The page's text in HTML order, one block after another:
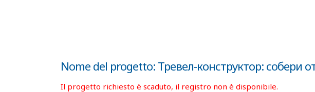
Nome del progetto: Тревел-конструктор: собери
Il progetto richiesto è scaduto, il registro non è disponibile.